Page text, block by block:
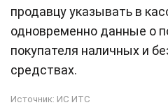
продавцу указывать в
одновременно данные о
покупателя наличных и
средствах.
Источник: ИС ИТС